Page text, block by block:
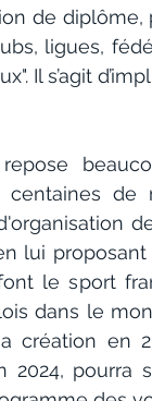
de
ligues,
Il s’agit
centaines de
lui
le sport
dans le
création
2024, pourra